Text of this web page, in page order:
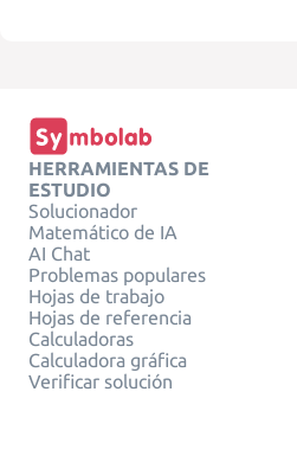
HERRAMIENTAS DE
ESTUDIO
Solucionador
Matemático de IA
AI Chat
Problemas populares
Hojas de trabajo
Hojas de referencia
Calculadoras
Calculadora gráfica
Verificar solución